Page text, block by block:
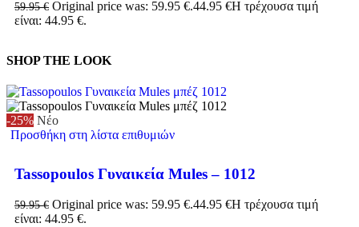
59.95€ Original price was: 59.95 €.44.95 €Η τρέχουσα τιμή
είναι: 44.95 €.
SHOP THE LOOK
-25% Νέο
Προσθήκη στη λίστα επιθυμιών
Tassopoulos Γυναικεία Mules – 1012
59.95€ Original price was: 59.95 €.44.95 €Η τρέχουσα τιμή
είναι: 44.95 €.